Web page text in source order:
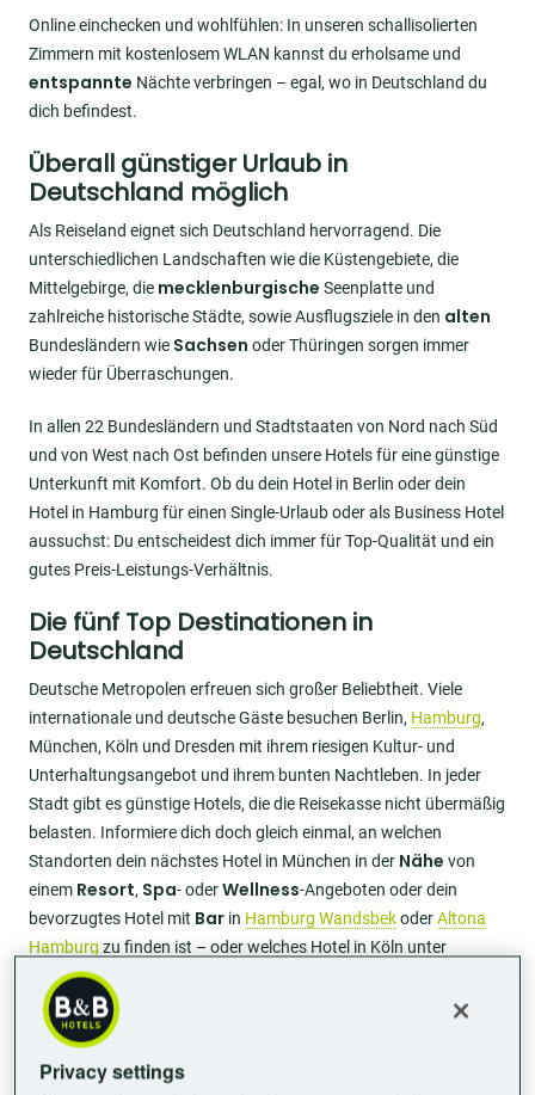
Online einchecken und wohlfühlen: In unseren schallisolierten
Zimmern mit kostenlosem WLAN kannst du erholsame und
entspannte Nächte verbringen – egal, wo in Deutschland du
dich befindest.
Überall günstiger Urlaub in
Deutschland möglich
Als Reiseland eignet sich Deutschland hervorragend. Die
unterschiedlichen Landschaften wie die Küstengebiete, die
Mittelgebirge, die mecklenburgische Seenplatte und
zahlreiche historische Städte, sowie Ausflugsziele in den alten
Bundesländern wie Sachsen oder Thüringen sorgen immer
wieder für Überraschungen.
In allen 22 Bundesländern und Stadtstaaten von Nord nach Süd
und von West nach Ost befinden unsere Hotels für eine günstige
Unterkunft mit Komfort. Ob du dein Hotel in Berlin oder dein
Hotel in Hamburg für einen Single-Urlaub oder als Business Hotel
aussuchst: Du entscheidest dich immer für Top-Qualität und ein
gutes Preis-Leistungs-Verhältnis.
Die fünf Top Destinationen in
Deutschland
Deutsche Metropolen erfreuen sich großer Beliebtheit. Viele
internationale und deutsche Gäste besuchen Berlin, Hamburg,
München, Köln und Dresden mit ihrem riesigen Kultur- und
Unterhaltungsangebot und ihrem bunten Nachtleben. In jeder
Stadt gibt es günstige Hotels, die die Reisekasse nicht übermäßig
belasten. Informiere dich doch gleich einmal, an welchen
Standorten dein nächstes Hotel in München in der Nähe von
einem Resort, Spa- oderWellness-Angeboten oder dein
bevorzugtes Hotel mit Bar in Hamburg WandsbekoderAltona
Hamburg zu finden ist – oder welches Hotel in Köln unter
unseren Hotels in Deutschland zu den
Familienurlaub in Deutschland
organisieren
Privacy settings